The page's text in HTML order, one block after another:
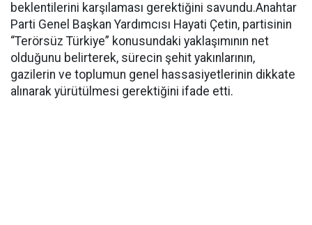
beklentilerini karşılaması gerektiğini savundu.Anahtar
Parti Genel Başkan Yardımcısı Hayati Çetin, partisinin
“Terörsüz Türkiye” konusundaki yaklaşımının net
olduğunu belirterek, sürecin şehit yakınlarının,
gazilerin ve toplumun genel hassasiyetlerinin dikkate
alınarak yürütülmesi gerektiğini ifade etti.